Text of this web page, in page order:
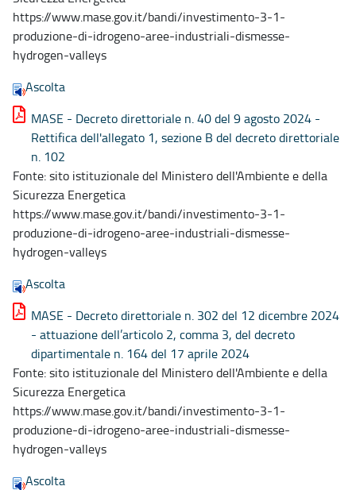
https://www.mase.gov.it/bandi/investimento-3-1-
produzione-di-idrogeno-aree-industriali-dismesse-
hydrogen-valleys
Ascolta
MASE - Decreto direttoriale n. 40 del 9 agosto 2024 -
Rettifica dell'allegato 1, sezione B del decreto direttoriale
n. 102
Fonte: sito istituzionale del Ministero dell'Ambiente e della
Sicurezza Energetica
https://www.mase.gov.it/bandi/investimento-3-1-
produzione-di-idrogeno-aree-industriali-dismesse-
hydrogen-valleys
Ascolta
MASE - Decreto direttoriale n. 302 del 12 dicembre 2024
- attuazione dell’articolo 2, comma 3, del decreto
dipartimentale n. 164 del 17 aprile 2024
Fonte: sito istituzionale del Ministero dell'Ambiente e della
Sicurezza Energetica
https://www.mase.gov.it/bandi/investimento-3-1-
produzione-di-idrogeno-aree-industriali-dismesse-
hydrogen-valleys
Ascolta